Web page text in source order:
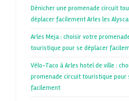
Dénicher une promenade circuit
déplacer facilement Arles les
Arles Meja : choisir votre
touristique pour se déplacer
Vélo-Taco à Arles hotel de ville :
promenade circuit touristique pour
facilement